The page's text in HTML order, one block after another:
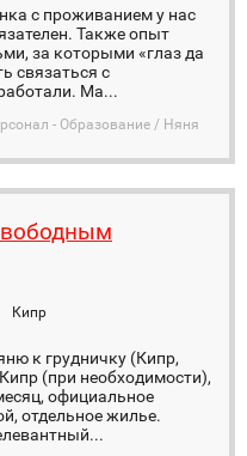
с проживанием у нас
Также опыт
за которыми «глаз да
связаться с
Ма...
- Образование / Няня
Кипр
к грудничку (Кипр,
(при необходимости),
официальное
отдельное жилье.